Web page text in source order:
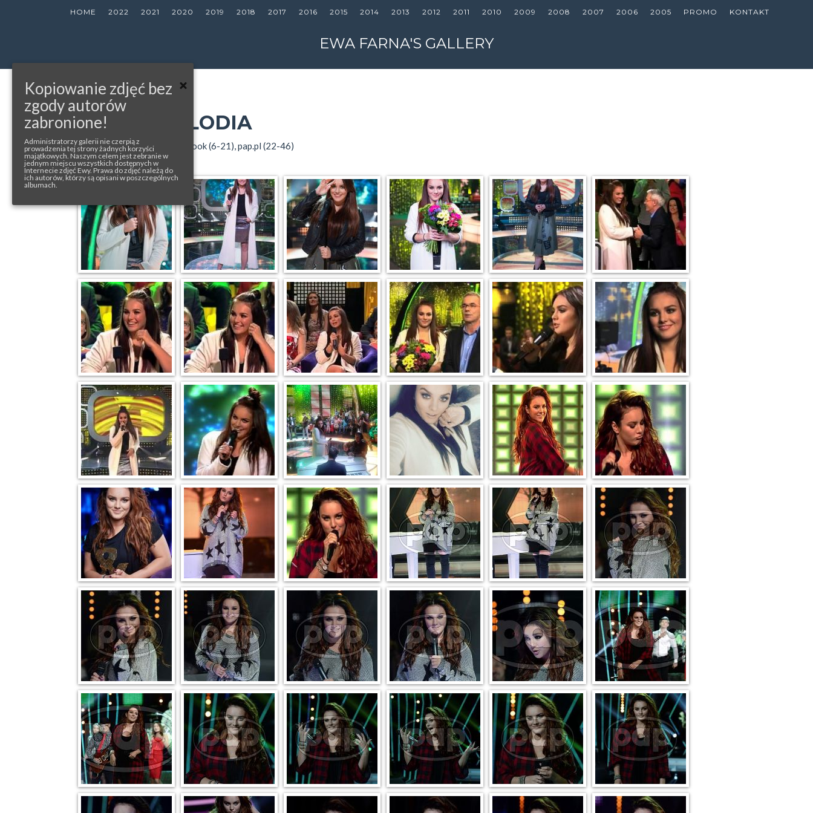
HOME 2022 2021 2020 2019 2018 2017 2016 2015 2014 2013 2012 2011 2010 2009 2008 2007 2006 2005 PROMO KONTAKT
EWA FARNA'S GALLERY
« back to album
JAKA TO MELODIA
photos from: party.pl (1-5), facebook (6-21), pap.pl (22-46)
Kopiowanie zdjęć bez
zgody autorów
zabronione!
Administratorzy galerii nie czerpią z
prowadzenia tej strony żadnych korzyści
majątkowych. Naszym celem jest zebranie w
jednym miejscu wszystkich dostępnych w
Internecie zdjęć Ewy. Prawa do zdjęć należą do
ich autorów, którzy są opisani w poszczególnych
albumach.